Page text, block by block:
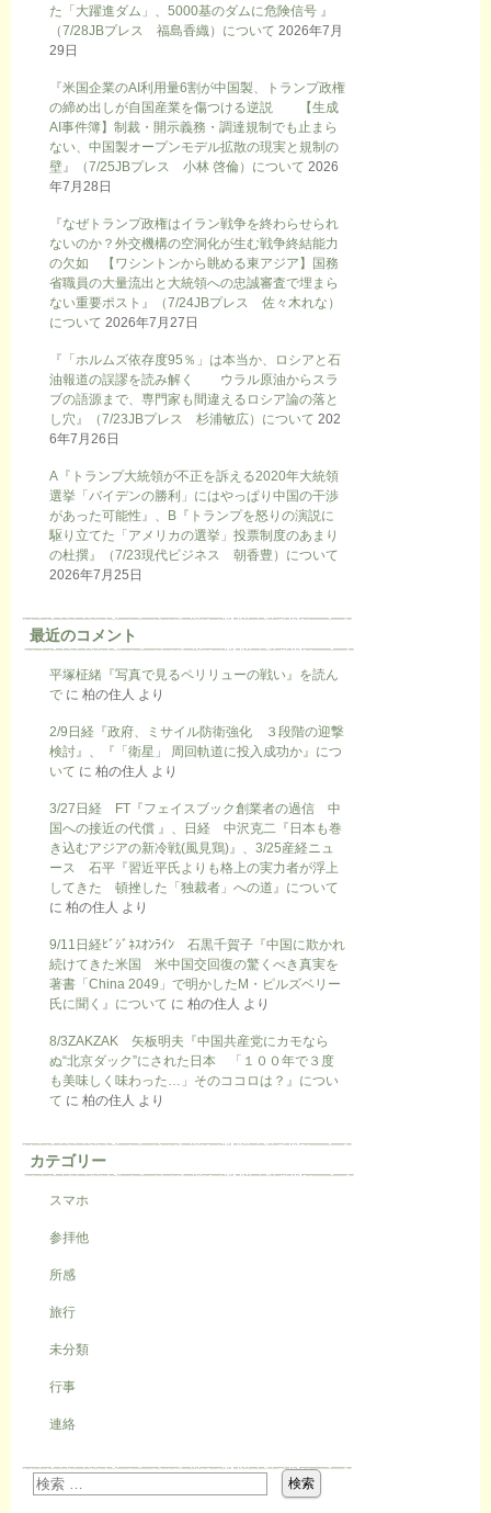
た「大躍進ダム」、5000基のダムに危険信号 』
（7/28JBプレス 福島香織）について 2026年7月
29日
『米国企業のAI利用量6割が中国製、トランプ政権
の締め出しが自国産業を傷つける逆説 【生成
AI事件簿】制裁・開示義務・調達規制でも止まら
ない、中国製オープンモデル拡散の現実と規制の
壁』（7/25JBプレス 小林 啓倫）について 2026
年7月28日
『なぜトランプ政権はイラン戦争を終わらせられ
ないのか？外交機構の空洞化が生む戦争終結能力
の欠如 【ワシントンから眺める東アジア】国務
省職員の大量流出と大統領への忠誠審査で埋まら
ない重要ポスト』（7/24JBプレス 佐々木れな）
について 2026年7月27日
『「ホルムズ依存度95％」は本当か、ロシアと石
油報道の誤謬を読み解く ウラル原油からスラ
ブの語源まで、専門家も間違えるロシア論の落と
し穴』（7/23JBプレス 杉浦敏広）について 202
6年7月26日
A『トランプ大統領が不正を訴える2020年大統領
選挙「バイデンの勝利」にはやっぱり中国の干渉
があった可能性』、B『トランプを怒りの演説に
駆り立てた「アメリカの選挙」投票制度のあまり
の杜撰』（7/23現代ビジネス 朝香豊）について
2026年7月25日
最近のコメント
平塚柾緒『写真で見るペリリューの戦い』を読ん
で に 柏の住人 より
2/9日経『政府、ミサイル防衛強化 ３段階の迎撃
検討』、『「衛星」 周回軌道に投入成功か』につ
いて に 柏の住人 より
3/27日経 FT『フェイスブック創業者の過信 中
国への接近の代償 』、日経 中沢克二『日本も巻
き込むアジアの新冷戦(風見鶏)』、3/25産経ニュ
ース 石平『習近平氏よりも格上の実力者が浮上
してきた 頓挫した「独裁者」への道』について
に 柏の住人 より
9/11日経ﾋﾞｼﾞﾈｽｵﾝﾗｲﾝ 石黒千賀子『中国に欺かれ
続けてきた米国 米中国交回復の驚くべき真実を
著書「China 2049」で明かしたM・ピルズベリー
氏に聞く』について に 柏の住人 より
8/3ZAKZAK 矢板明夫『中国共産党にカモなら
ぬ“北京ダック”にされた日本 「１００年で３度
も美味しく味わった…」そのココロは？』につい
て に 柏の住人 より
カテゴリー
スマホ
参拝他
所感
旅行
未分類
行事
連絡